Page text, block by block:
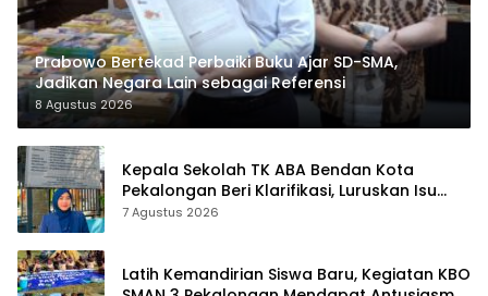
Prabowo Bertekad Perbaiki Buku Ajar SD-SMA,
Jadikan Negara Lain sebagai Referensi
8 Agustus 2026
Kepala Sekolah TK ABA Bendan Kota
Pekalongan Beri Klarifikasi, Luruskan Isu
Proyek Revitalisasi
7 Agustus 2026
Latih Kemandirian Siswa Baru, Kegiatan KBO